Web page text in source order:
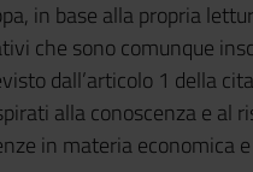
in base alla propria
che sono comunque
dall’articolo 1 della
alla conoscenza e al
in materia economica